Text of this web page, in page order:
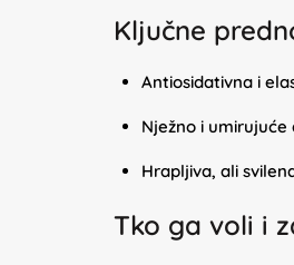
Ključne
Antiosidativna i
Nježno i umirujuće
Hrapljiva, ali
Tko ga voli i